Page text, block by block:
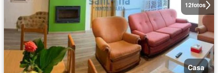
12fotos
Casa